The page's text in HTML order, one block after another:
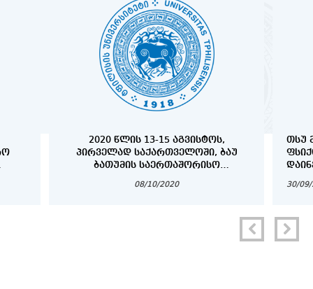
2020 ᲬᲚᲘᲡ 13-15 ᲐᲒᲕᲘᲡᲢᲝᲡ,
ᲞᲘᲠᲕᲔᲚᲐᲓ ᲡᲐᲥᲐᲠᲗᲕᲔᲚᲝᲨᲘ, ᲑᲐᲣ
ᲑᲐᲗᲣᲛᲘᲡ ᲡᲐᲔᲠᲗᲐᲨᲝᲠᲘᲡᲝ
ᲛᲔᲓᲘᲪᲘᲜᲘᲡ ᲤᲐᲙᲣᲚᲢᲔᲢᲘᲡ
08/10/2020
ᲗᲡᲣ
30/